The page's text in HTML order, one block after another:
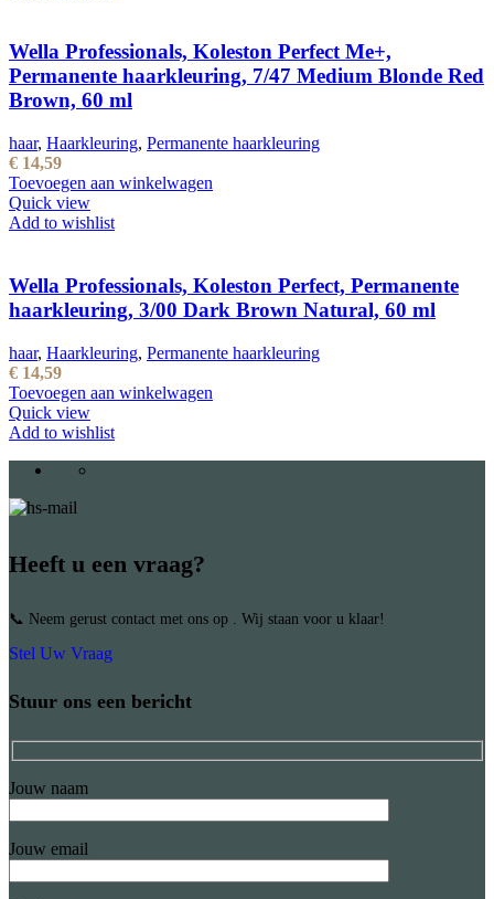
Wella Professionals, Koleston Perfect Me+,
Permanente haarkleuring, 7/47 Medium Blonde Red
Brown, 60 ml
haar, Haarkleuring, Permanente haarkleuring
€ 14,59
Toevoegen aan winkelwagen
Quick view
Add to wishlist
Wella Professionals, Koleston Perfect, Permanente
haarkleuring, 3/00 Dark Brown Natural, 60 ml
haar, Haarkleuring, Permanente haarkleuring
€ 14,59
Toevoegen aan winkelwagen
Quick view
Add to wishlist
Heeft u een vraag?
📞 Neem gerust contact met ons op . Wij staan voor u klaar!
Stel Uw Vraag
Stuur ons een bericht
Jouw naam
Jouw email